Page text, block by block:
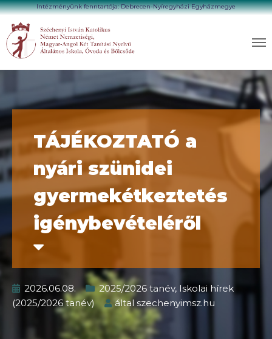
Intézményünk fenntartója: Debrecen-Nyíregyházi Egyházmegye
TÁJÉKOZTATÓ a
nyári szünidei
gyermekétkeztetés
igénybevételéről
2026.06.08. 2025/2026 tanév, Iskolai hírek
(2025/2026 tanév)
által szechenyimsz.hu